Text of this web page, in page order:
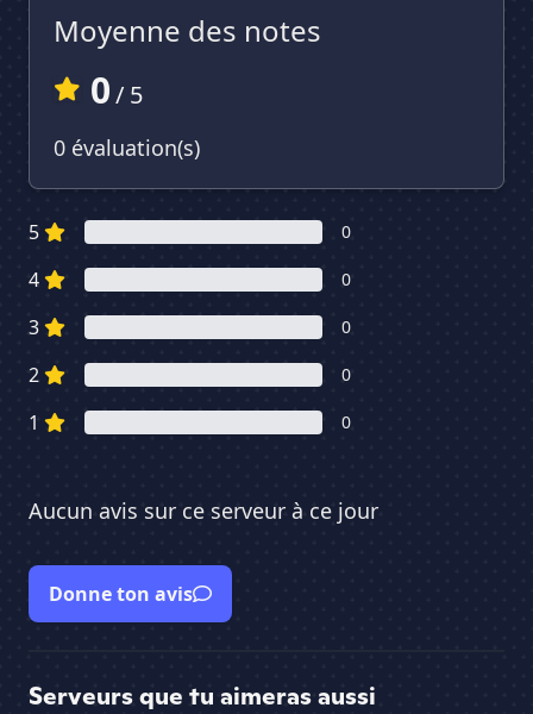
Moyenne des notes
0/ 5
0 évaluation(s)
5 0
4 0
3 0
2 0
1 0
Aucun avis sur ce serveur à ce jour
Donne ton avis
Serveurs que tu aimeras aussi